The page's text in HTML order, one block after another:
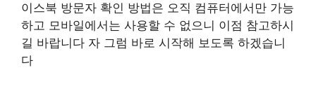
이스북 방문자 확인 방법은 오직 컴퓨터에서만 가능
하고 모바일에서는 사용할 수 없으니 이점 참고하시
길 바랍니다 자 그럼 바로 시작해 보도록 하겠습니
다